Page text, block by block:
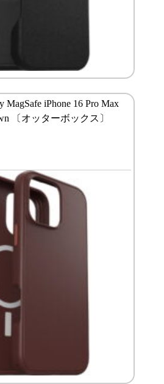
MagSafe iPhone 16 Pro Max
〔オッターボックス〕